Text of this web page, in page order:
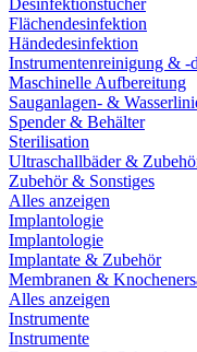
Desinfektionstücher
Flächendesinfektion
Händedesinfektion
Instrumentenreinigung & -
Maschinelle Aufbereitung
Sauganlagen- &
Spender & Behälter
Sterilisation
Ultraschallbäder &
Zubehör & Sonstiges
Alles anzeigen
Implantologie
Implantologie
Implantate & Zubehör
Membranen &
Alles anzeigen
Instrumente
Instrumente